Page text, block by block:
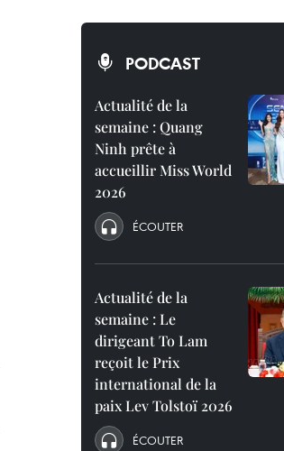
PODCAST
Actualité de la
semaine : Quang
Ninh prête à
accueillir Miss World
2026
ÉCOUTER
Actualité de la
semaine : Le
dirigeant To Lam
reçoit le Prix
international de la
paix Lev Tolstoï 2026
ÉCOUTER